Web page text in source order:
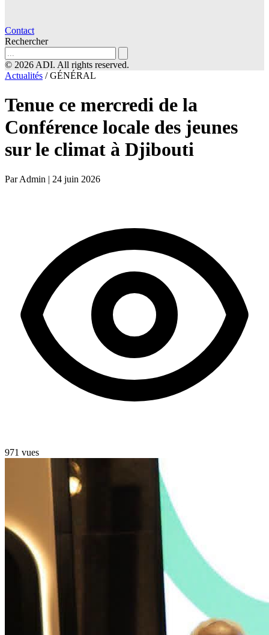
Contact
Rechercher
© 2026 ADI. All rights reserved.
Actualités / GÉNÉRAL
Tenue ce mercredi de la
Conférence locale des jeunes
sur le climat à Djibouti
Par Admin | 24 juin 2026
971 vues